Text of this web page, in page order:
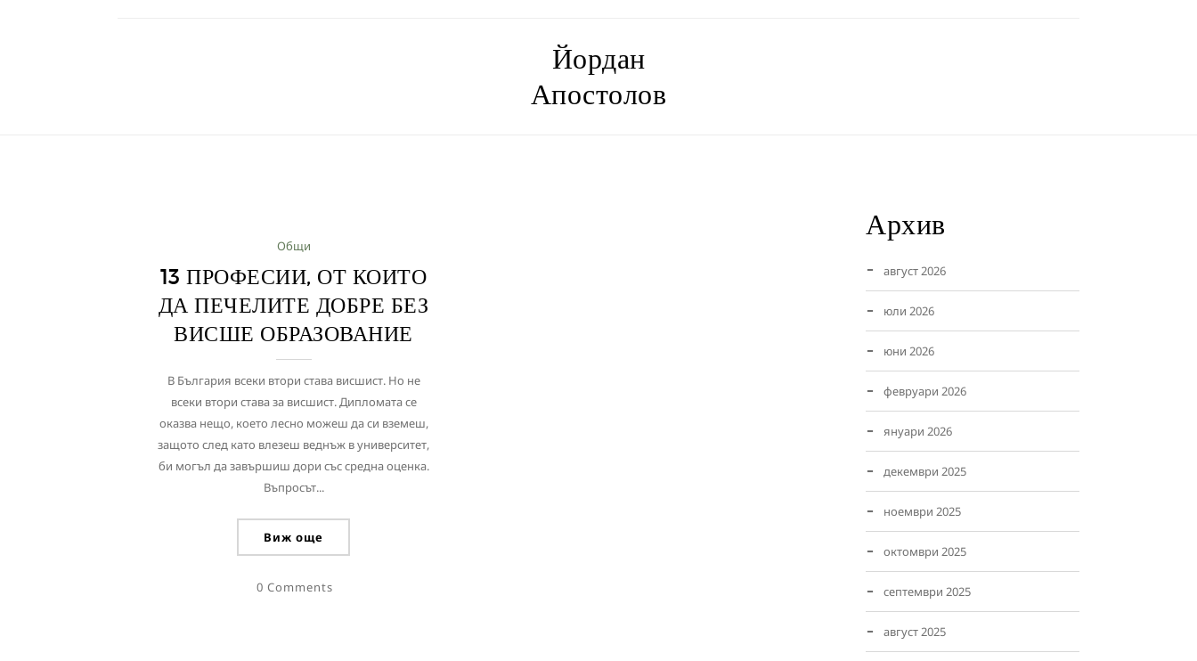
Йордан
Апостолов
Общи
13 ПРОФЕСИИ, ОТ КОИТО
ДА ПЕЧЕЛИТЕ ДОБРЕ БЕЗ
ВИСШЕ ОБРАЗОВАНИЕ
В България всеки втори става висшист. Но не
всеки втори става за висшист. Дипломата се
оказва нещо, което лесно можеш да си вземеш,
защото след като влезеш веднъж в университет,
би могъл да завършиш дори със средна оценка.
Въпросът...
Виж още
0 Comments
Архив
август 2026
юли 2026
юни 2026
февруари 2026
януари 2026
декември 2025
ноември 2025
октомври 2025
септември 2025
август 2025